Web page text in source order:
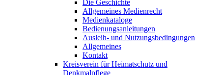
Die Geschichte
Allgemeines Medienrecht
Medienkataloge
Bedienungsanleitungen
Ausleih- und Nutzungsbedingungen
Allgemeines
Kontakt
Kreisverein für Heimatschutz und
Denkmalpflege